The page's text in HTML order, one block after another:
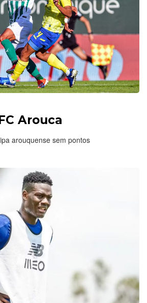
Arouca
arouquense sem pontos